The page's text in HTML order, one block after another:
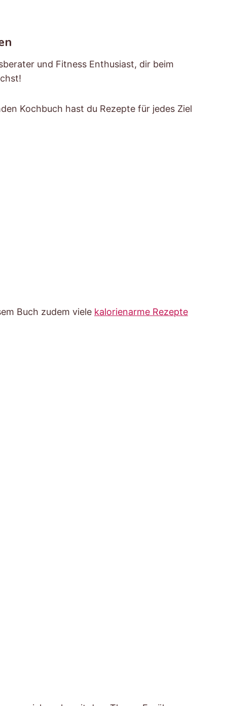
und Fitness Enthusiast, dir beim
Kochbuch hast du Rezepte für jedes Ziel
Buch zudem viele kalorienarme Rezepte